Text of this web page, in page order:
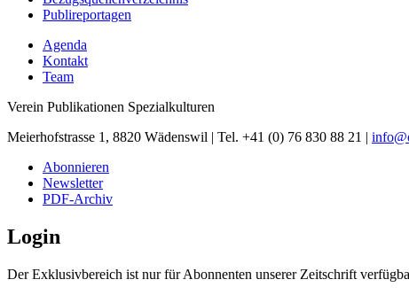
Publireportagen
Agenda
Kontakt
Team
Verein Publikationen Spezialkulturen
Meierhofstrasse 1, 8820 Wädenswil | Tel. +41 (0) 76 830 88 21 |
Abonnieren
Newsletter
PDF-Archiv
Login
Der Exklusivbereich ist nur für Abonnenten unserer Zeitschrift